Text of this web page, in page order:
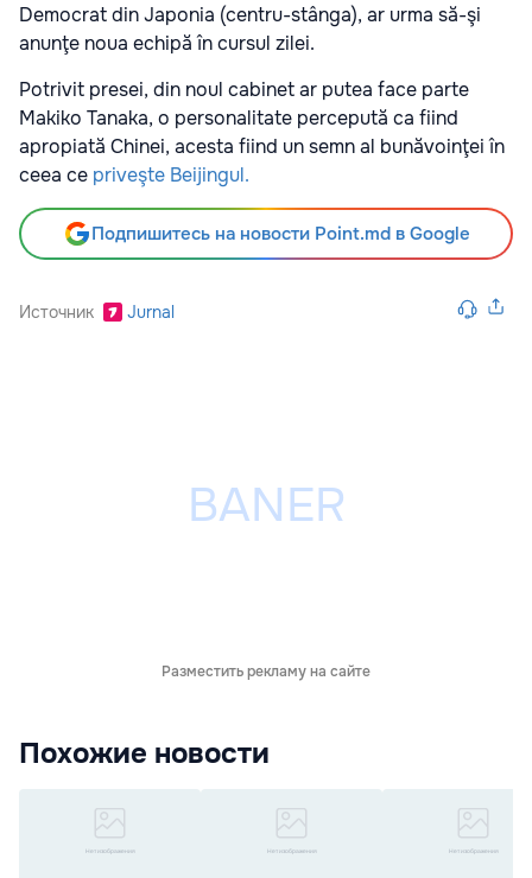
Democrat din Japonia (centru-stânga), ar urma să-şi
anunţe noua echipă în cursul zilei.
Potrivit presei, din noul cabinet ar putea face parte
Makiko Tanaka, o personalitate percepută ca fiind
apropiată Chinei, acesta fiind un semn al bunăvoinţei în
ceea ce priveşte Beijingul.
Подпишитесь на новости Point.md в Google
Источник Jurnal
Разместить рекламу на сайте
Похожие новости